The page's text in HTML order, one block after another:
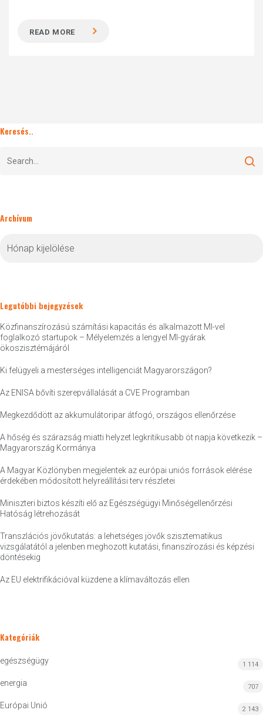
READ MORE
Keresés..
Archívum
Legutóbbi bejegyzések
Közfinanszírozású számítási kapacitás és alkalmazott MI-vel
foglalkozó startupok – Mélyelemzés a lengyel MI-gyárak
ökoszisztémájáról
Ki felügyeli a mesterséges intelligenciát Magyarországon?
Az ENISA bővíti szerepvállalását a CVE Programban
Megkezdődött az akkumulátoripar átfogó, országos ellenőrzése
A hőség és szárazság miatti helyzet legkritikusabb öt napja következik –
Magyarország Kormánya
A Magyar Közlönyben megjelentek az európai uniós források elérése
érdekében módosított helyreállítási terv részletei
Miniszteri biztos készíti elő az Egészségügyi Minőségellenőrzési
Hatóság létrehozását
Transzlációs jövőkutatás: a lehetséges jövők szisztematikus
vizsgálatától a jelenben meghozott kutatási, finanszírozási és képzési
döntésekig
Az EU elektrifikációval küzdene a klímaváltozás ellen
Kategóriák
egészségügy 1 114
energia 707
Európai Unió 2 143